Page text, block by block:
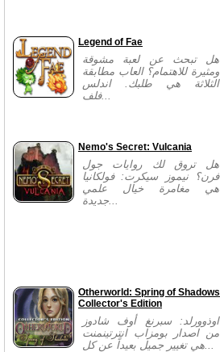
Legend of Fae
هل تبحث عن لعبة مشوقة
ومثيرة للاهتمام؟ العاب مطابقة
الثلاثة هي طلبك. اندلس
فلف...
Nemo's Secret: Vulcania
هل تروق لك روايات جول
فرن؟ نيموز سيكرت: فولكانيا
هي مغامرة خيال علمي
جديدة...
Otherworld: Spring of Shadows
Collector's Edition
اوذوورلد: سبرنغ أوف شادوز
من اصدار بومزاب انترتينمنت
هي تغيير جميل بعيداً عن كل...